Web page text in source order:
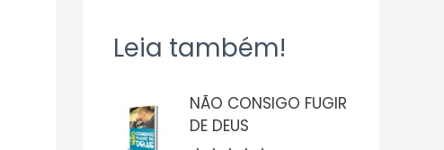
Leia também!
NÃO CONSIGO FUGIR
DE DEUS